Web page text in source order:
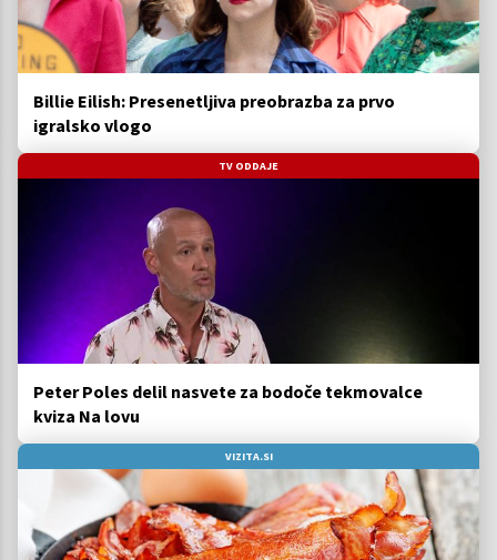
Billie Eilish: Presenetljiva preobrazba za prvo
igralsko vlogo
TV ODDAJE
Peter Poles delil nasvete za bodoče tekmovalce
kviza Na lovu
VIZITA.SI